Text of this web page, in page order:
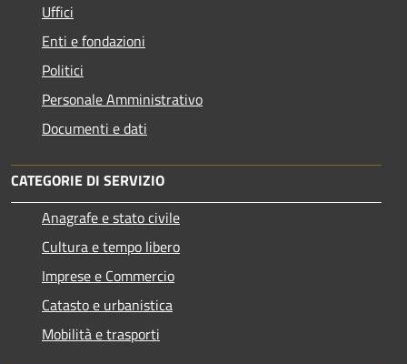
Uffici
Enti e fondazioni
Politici
Personale Amministrativo
Documenti e dati
CATEGORIE DI SERVIZIO
Anagrafe e stato civile
Cultura e tempo libero
Imprese e Commercio
Catasto e urbanistica
Mobilità e trasporti